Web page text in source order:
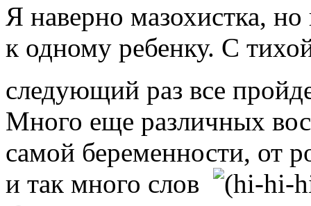
Я наверно мазохистка,
к одному ребенку. С
следующий раз все
Много еще различных
самой беременности, от
и так много слов